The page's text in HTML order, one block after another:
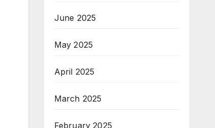
June 2025
May 2025
April 2025
March 2025
February 2025